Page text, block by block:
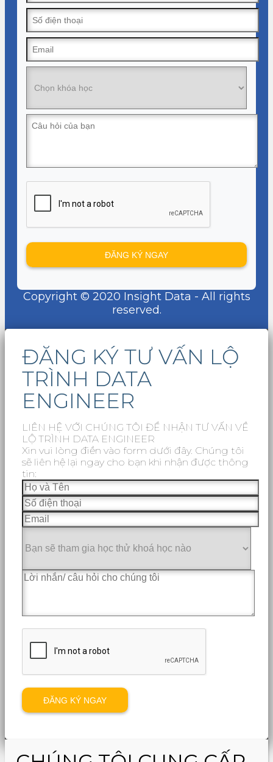
Copyright © 2020 Insight Data - All rights
reserved.
ĐĂNG KÝ TƯ VẤN LỘ
TRÌNH DATA
ENGINEER
LIÊN HỆ VỚI CHÚNG TÔI ĐỂ NHẬN TƯ VẤN VỀ
LỘ TRÌNH DATA ENGINEER
Xin vui lòng điền vào form dưới đây. Chúng tôi
sẽ liên hệ lại ngay cho bạn khi nhận được thông
tin: